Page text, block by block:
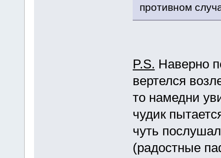
противном
P.S. Наверно
вертелся
то намедни
чудик
чуть
(радостные